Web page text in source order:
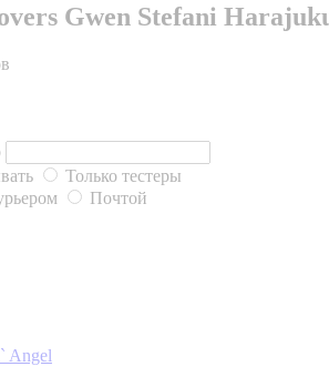
Gwen Stefani
Только тестеры
Почтой
Angel